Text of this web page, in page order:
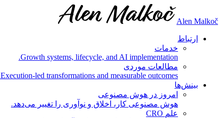
Alen Malkoč
ارتباط
خدمات
Growth systems, lifecycle, and AI implementation.
مطالعات موردی
Execution-led transformations and measurable outcomes.
بینش‌ها
امروز در هوش مصنوعی
هوش مصنوعی کار، اخلاق و نوآوری را تغییر می‌دهد.
علم CRO